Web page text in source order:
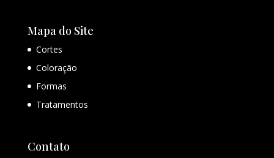
Mapa do Site
Cortes
Coloração
Formas
Tratamentos
Contato